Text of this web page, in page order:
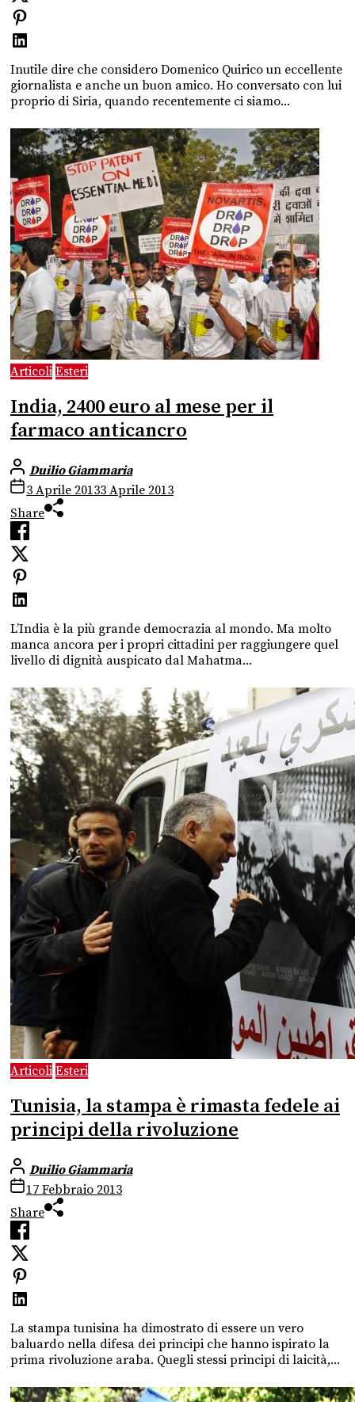
Inutile dire che considero Domenico Quirico un eccellente
giornalista e anche un buon amico. Ho conversato con lui
proprio di Siria, quando recentemente ci siamo...
Articoli Esteri
India, 2400 euro al mese per il
farmaco anticancro
Duilio Giammaria
3 Aprile 20133 Aprile 2013
Share
L’India è la più grande democrazia al mondo. Ma molto
manca ancora per i propri cittadini per raggiungere quel
livello di dignità auspicato dal Mahatma...
Articoli Esteri
Tunisia, la stampa è rimasta fedele ai
principi della rivoluzione
Duilio Giammaria
17 Febbraio 2013
Share
La stampa tunisina ha dimostrato di essere un vero
baluardo nella difesa dei principi che hanno ispirato la
prima rivoluzione araba. Quegli stessi principi di laicità,...